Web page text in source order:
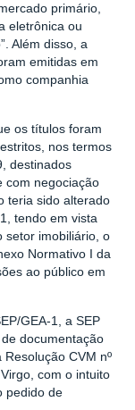
primário,
eletrônica ou
Além disso, a
emitidas em
companhia
os títulos foram
nos termos
destinados
com negociação
teria sido alterado
tendo em vista
setor imobiliário, o
Normativo I da
ao público em
GEA-1, a SEP
documentação
CVM nº
com o intuito
pedido de